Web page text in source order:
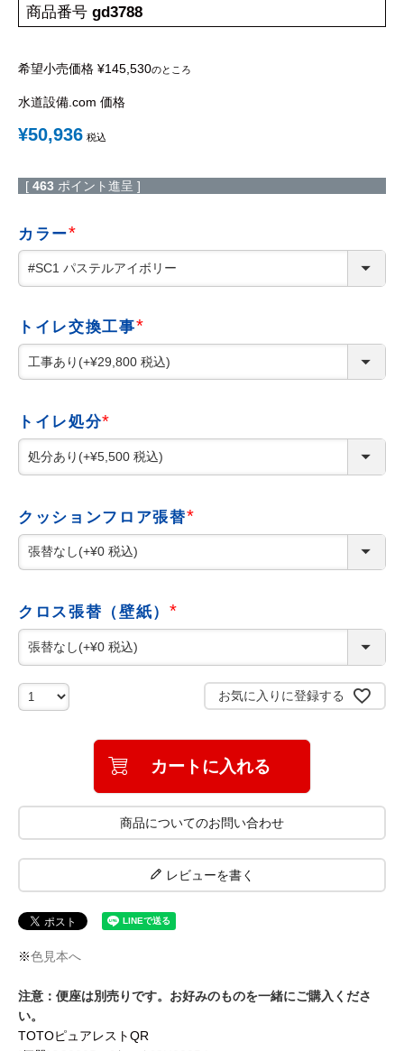
給湯器見積もりフォーム
DTY
商品番号 gd3788
希望小売価格 ¥145,530のところ
水道設備.com 価格
¥50,936 税込
[ 463 ポイント進呈 ]
カラー
(
必
須
トイレ交換工事
(
必
須
トイレ処分
(
必
須
クッションフロア張替
(
須
クロス張替（壁紙）
(
須
お気に入りに登録する
カートに入れる
商品についてのお問い合わせ
レビューを書く
※色見本へ
注意：便座は別売りです。お好みのものを一緒にご購入くださ
い。
TOTOピュアレストQR